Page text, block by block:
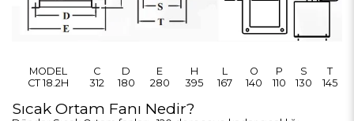
MODEL C D E H L O P S
T
CT 18.2H
312 180 280 395 167 140 110 130 145
Sıcak Ortam Fanı Nedir?